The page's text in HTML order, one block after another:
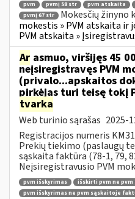
pvm pvmį 58 str pvm atskaita
pvmį 67 str
Mokesčių žinyno
mokestis » PVM atskaita ir
PVM atskaita »
Ar asmuo, viršijęs 45
neįsiregistravęs PVM
(privalo...apskaitos
pirkėjas turi teisę tokį
tvarka
Web turinio sąrašas 2025-
Registracijos numeris
Prekių tiekimo (paslaugų
sąskaita faktūra (78-1, 79,
Neįsiregistravusio PVM
pvm išskyrimas
išskirti pvm ne
pvm išskyrimas ne pvm sąskaitoje